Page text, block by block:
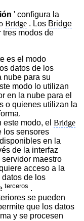
' configura la
Bridge . Los Bridge
tres modos de
es el modo
datos de los
nube para su
modo lo utilizan
en la nube para el
o quienes utilizan la
este modo, el Bridge
los sensores
en la
de la interfaz
maestro
acceso a la
de los
terceros .
se pueden
que los datos
y se procesen